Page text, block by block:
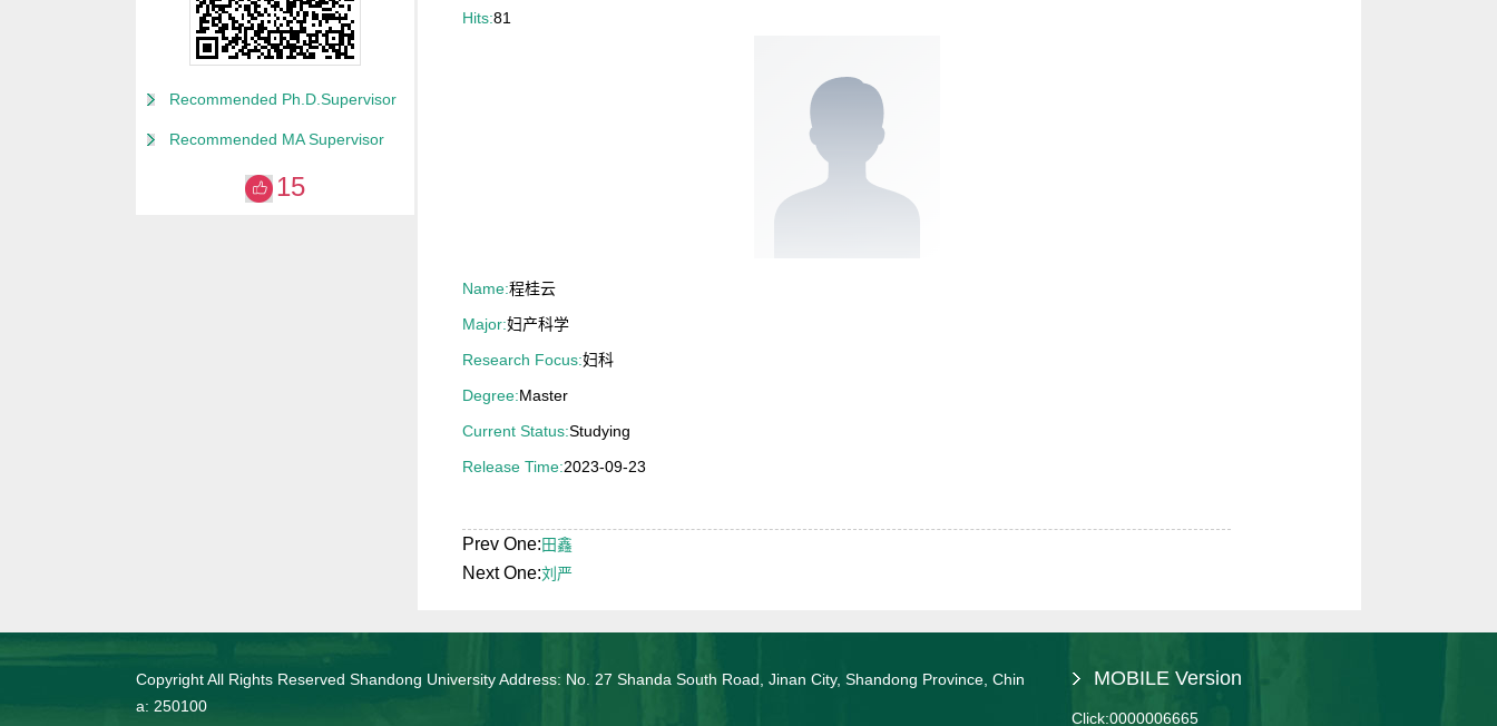
山东省泰山学者特聘专家
Hits:81
Name:程桂云
Major:妇产科学
Research Focus:妇科
Degree:Master
Current Status:Studying
Release Time:2023-09-23
Prev One:田鑫
Next One:刘严
Recommended Ph.D.Supervisor
Recommended MA Supervisor
15
Copyright All Rights Reserved Shandong University Address: No. 27 Shanda South Road, Jinan City, Shandong Province, Chin
a: 250100
MOBILE Version
Click:0000006665